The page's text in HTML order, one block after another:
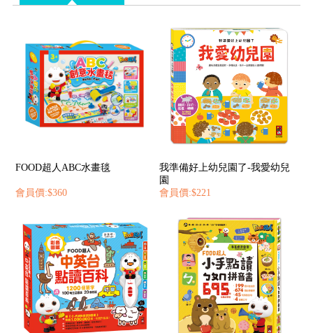
FOOD超人ABC水畫毯
會員價:$360
我準備好上幼兒園了-我愛幼兒
園
會員價:$221